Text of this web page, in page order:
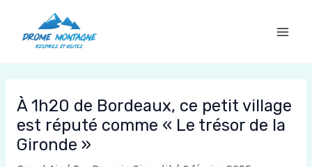
contenu
À 1h20 de Bordeaux, ce petit village
est réputé comme « Le trésor de la
Gironde »